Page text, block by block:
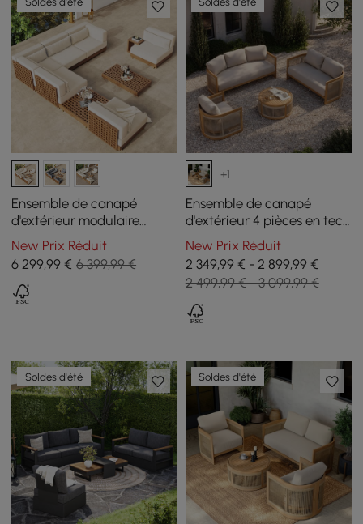
Ensemble de canapé
d'extérieur modulaire
sectionnel Grida 9 pièces
en teck avec table basse,
ivoire
New Prix Réduit
6 299,99 € 6 399,99 €
+1
Ensemble de canapé
d'extérieur 4 pièces en teck
et corde tressée avec table
basse pour 6 personnes
New Prix Réduit
2 349,99 € - 2 899,99 €
2 499,99 € - 3 099,99 €
Soldes d'été Soldes d'été